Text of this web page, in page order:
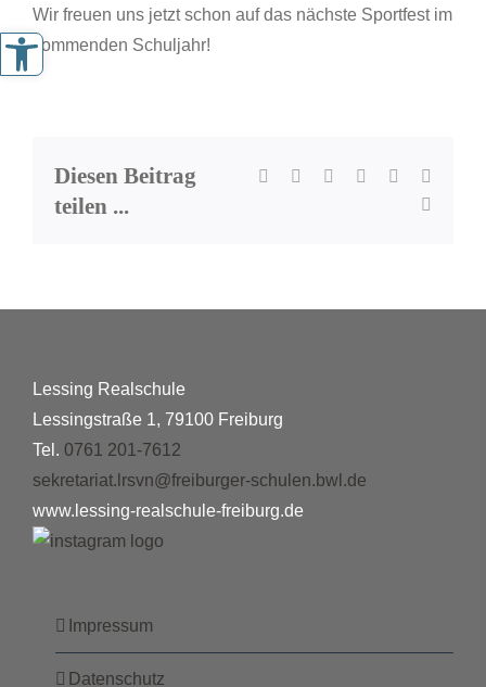
Wir freuen uns jetzt schon auf das nächste Sportfest im
kommenden Schuljahr!
Diesen Beitrag
teilen ...
Facebook LinkedInWhatsApp
Pinterest
Lessing Realschule
Lessingstraße 1, 79100 Freiburg
Tel. 0761 201-7612
sekretariat.lrsvn@freiburger-schulen.bwl.de
www.lessing-realschule-freiburg.de
Impressum
Datenschutz
Werkzeugleiste öffnen